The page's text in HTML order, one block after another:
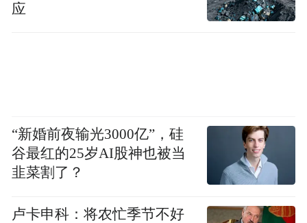
应
“新婚前夜输光3000亿”，硅
谷最红的25岁AI股神也被当
韭菜割了？
卢卡申科：将农忙季节不好